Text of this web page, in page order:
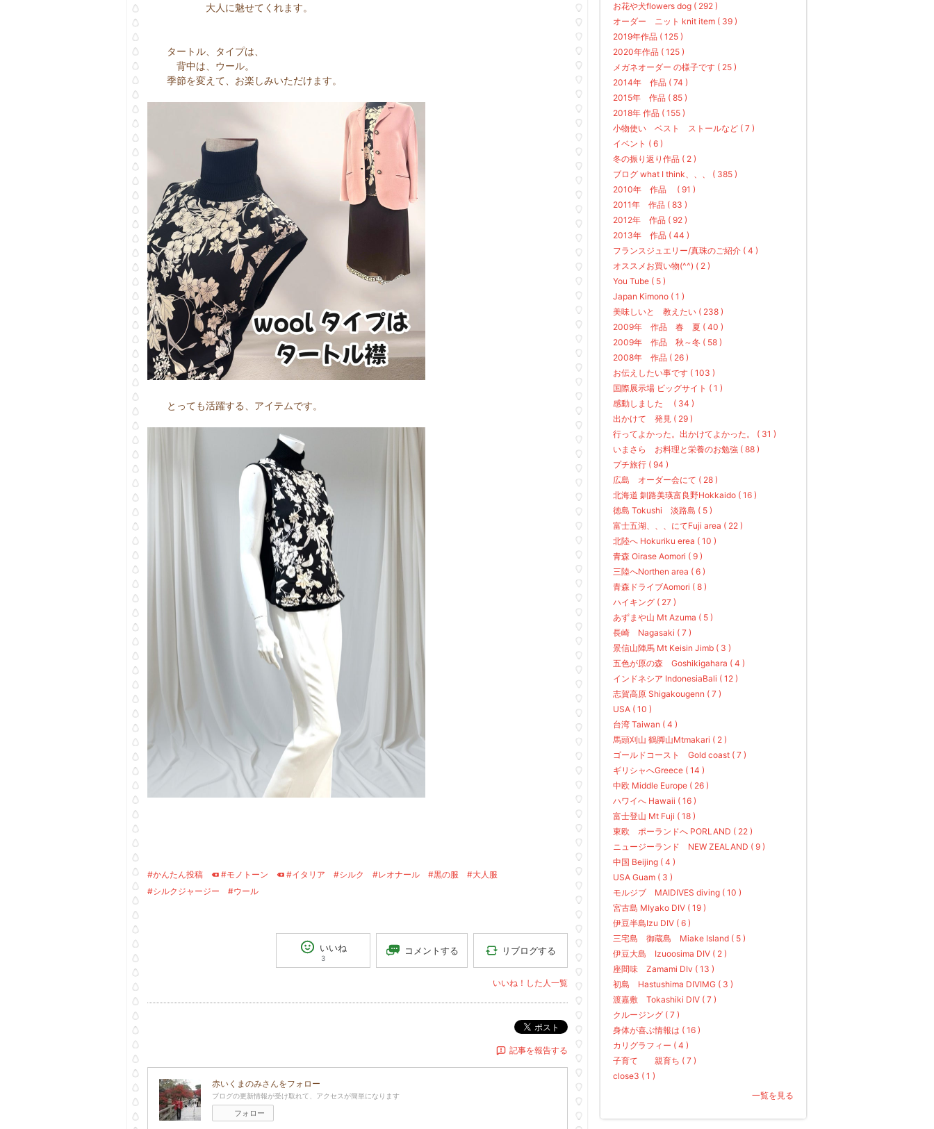
大人に魅せてくれます。
タートル、タイプは、
背中は、ウール。
季節を変えて、お楽しみいただけます。
とっても活躍する、アイテムです。
#かんたん投稿 #モノトーン #イタリア #シルク #レオナール #黒の服
#大人服
#シルクジャージー
#ウール
いいね
3
コメントする リブログする
いいね！した人一覧
ポスト
記事を報告する
赤いくまのみさんをフォロー
ブログの更新情報が受け取れて、アクセスが簡単になります
フォロー
お花や犬flowers dog ( 292 )
オーダー ニット knit item ( 39 )
2019年作品 ( 125 )
2020年作品 ( 125 )
メガネオーダー の様子です ( 25 )
2014年 作品 ( 74 )
2015年 作品 ( 85 )
2018年 作品 ( 155 )
小物使い ベスト ストールなど ( 7 )
イベント ( 6 )
冬の振り返り作品 ( 2 )
ブログ what I think、、、 ( 385 )
2010年 作品 ( 91 )
2011年 作品 ( 83 )
2012年 作品 ( 92 )
2013年 作品 ( 44 )
フランスジュエリー/真珠のご紹介 ( 4 )
オススメお買い物(^^) ( 2 )
You Tube ( 5 )
Japan Kimono ( 1 )
美味しいと 教えたい ( 238 )
2009年 作品 春 夏 ( 40 )
2009年 作品 秋～冬 ( 58 )
2008年 作品 ( 26 )
お伝えしたい事です ( 103 )
国際展示場 ビッグサイト ( 1 )
感動しました ( 34 )
出かけて 発見 ( 29 )
行ってよかった。出かけてよかった。 ( 31 )
いまさら お料理と栄養のお勉強 ( 88 )
プチ旅行 ( 94 )
広島 オーダー会にて ( 28 )
北海道 釧路美瑛富良野Hokkaido ( 16 )
徳島 Tokushi 淡路島 ( 5 )
富士五湖、、、にてFuji area ( 22 )
北陸へ Hokuriku erea ( 10 )
青森 Oirase Aomori ( 9 )
三陸へNorthen area ( 6 )
青森ドライブAomori ( 8 )
ハイキング ( 27 )
あずまや山 Mt Azuma ( 5 )
長崎 Nagasaki ( 7 )
景信山陣馬 Mt Keisin Jimb ( 3 )
五色が原の森 Goshikigahara ( 4 )
インドネシア IndonesiaBali ( 12 )
志賀高原 Shigakougenn ( 7 )
USA ( 10 )
台湾 Taiwan ( 4 )
馬頭刈山 鶴脚山Mtmakari ( 2 )
ゴールドコースト Gold coast ( 7 )
ギリシャへGreece ( 14 )
中欧 Middle Europe ( 26 )
ハワイへ Hawaii ( 16 )
富士登山 Mt Fuji ( 18 )
東欧 ポーランドへ PORLAND ( 22 )
ニュージーランド NEW ZEALAND ( 9 )
中国 Beijing ( 4 )
USA Guam ( 3 )
モルジブ MAIDIVES diving ( 10 )
宮古島 MIyako DIV ( 19 )
伊豆半島Izu DIV ( 6 )
三宅島 御蔵島 Miake Island ( 5 )
伊豆大島 Izuoosima DIV ( 2 )
座間味 Zamami DIv ( 13 )
初島 Hastushima DIVIMG ( 3 )
渡嘉敷 Tokashiki DIV ( 7 )
クルージング ( 7 )
身体が喜ぶ情報は ( 16 )
カリグラフィー ( 4 )
子育て 親育ち ( 7 )
close3 ( 1 )
一覧を見る